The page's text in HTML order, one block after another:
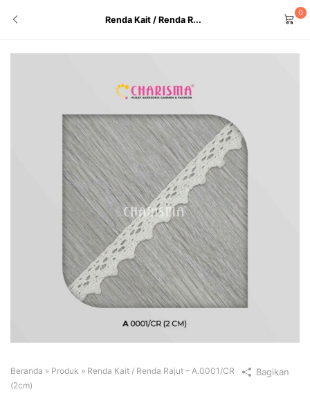
Renda Kait / Renda R...
0
Beranda » Produk » Renda Kait / Renda Rajut – A.0001/CR
(2cm)
Bagikan